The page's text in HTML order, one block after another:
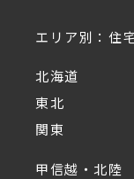
エリア別：住
北海道
東北
関東
甲信越・北陸